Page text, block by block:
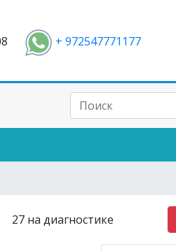
+ 972547771177
27 на диагностике